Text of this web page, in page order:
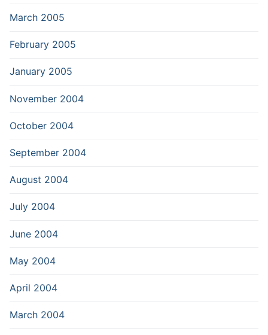
March 2005
February 2005
January 2005
November 2004
October 2004
September 2004
August 2004
July 2004
June 2004
May 2004
April 2004
March 2004